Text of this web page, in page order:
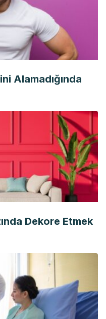
Alamadığında
Dekore Etmek